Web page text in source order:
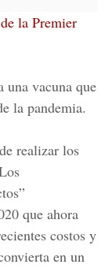
la Premier
una vacuna que
la pandemia.
realizar los
que ahora
costos y
en un